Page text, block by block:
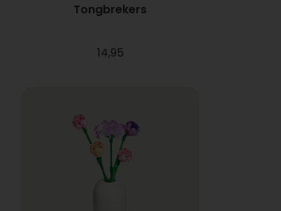
Tongbrekers
14,95